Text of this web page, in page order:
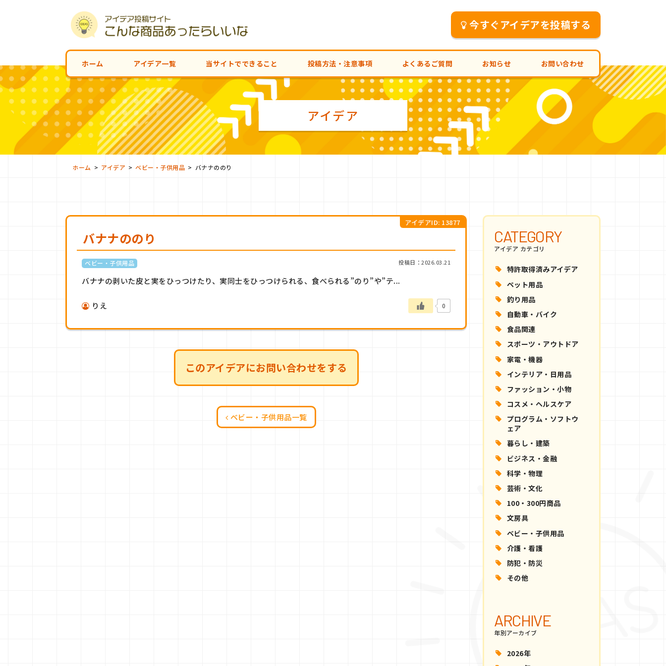
今すぐアイデアを投稿する
ホーム アイデア一覧 当サイトでできること 投稿方法・注意事項 よくあるご質問 お知らせ お問い合わせ
アイデア
ホーム > アイデア > ベビー・子供用品 > バナナののり
バナナののり
アイデアID: 13877
ベビー・子供用品 投稿日：2026.03.21
バナナの剥いた皮と実をひっつけたり、実同士をひっつけられる、食べられる”のり”や”テ...
りえ 0
このアイデアにお問い合わせをする
ベビー・子供用品一覧
CATEGORY
アイデア カテゴリ
特許取得済みアイデア
ペット用品
釣り用品
自動車・バイク
食品関連
スポーツ・アウトドア
家電・機器
インテリア・日用品
ファッション・小物
コスメ・ヘルスケア
プログラム・ソフトウ
ェア
暮らし・建築
ビジネス・金融
科学・物理
芸術・文化
100・300円商品
文房具
ベビー・子供用品
介護・看護
防犯・防災
その他
ARCHIVE
年別アーカイブ
2026年